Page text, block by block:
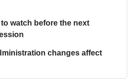
watch before the next
changes affect